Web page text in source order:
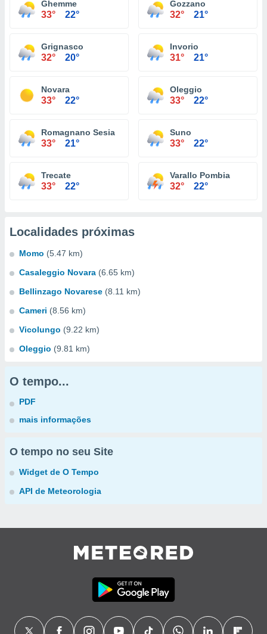
Ghemme
33° 22°
Gozzano
32° 21°
Grignasco
32° 20°
Invorio
31° 21°
Novara
33° 22°
Oleggio
33° 22°
Romagnano Sesia
33° 21°
Suno
33° 22°
Trecate
33° 22°
Varallo Pombia
32° 22°
Localidades próximas
Momo (5.47 km)
Casaleggio Novara (6.65 km)
Bellinzago Novarese (8.11 km)
Cameri (8.56 km)
Vicolungo (9.22 km)
Oleggio (9.81 km)
O tempo...
PDF
mais informações
O tempo no seu Site
Widget de O Tempo
API de Meteorologia